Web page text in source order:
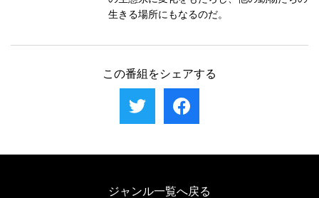
生きる場所にもなるのだ。
この番組をシェアする
ジャンル一覧へ戻る